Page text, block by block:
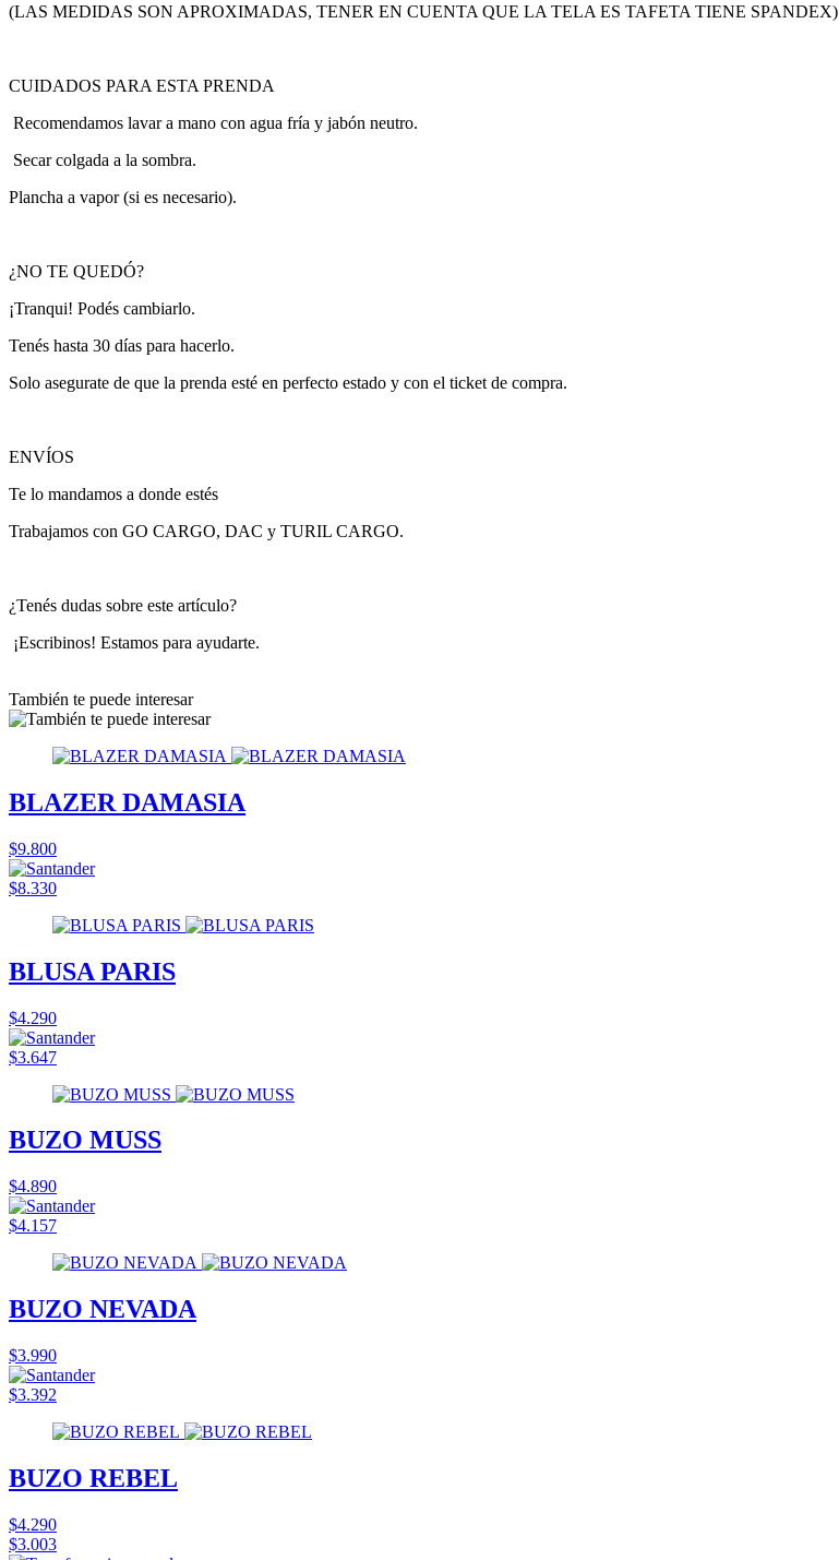
(LAS MEDIDAS SON APROXIMADAS, TENER EN CUENTA QUE LA TELA ES TAFETA TIENE SPANDEX)
CUIDADOS PARA ESTA PRENDA
Recomendamos lavar a mano con agua fría y jabón neutro.
Secar colgada a la sombra.
Plancha a vapor (si es necesario).
¿NO TE QUEDÓ?
¡Tranqui! Podés cambiarlo.
Tenés hasta 30 días para hacerlo.
Solo asegurate de que la prenda esté en perfecto estado y con el ticket de compra.
ENVÍOS
Te lo mandamos a donde estés
Trabajamos con GO CARGO, DAC y TURIL CARGO.
¿Tenés dudas sobre este artículo?
¡Escribinos! Estamos para ayudarte.
También te puede interesar
BLAZER DAMASIA
$9.800
$8.330
BLUSA PARIS
$4.290
$3.647
BUZO MUSS
$4.890
$4.157
BUZO NEVADA
$3.990
$3.392
BUZO REBEL
$4.290
$3.003